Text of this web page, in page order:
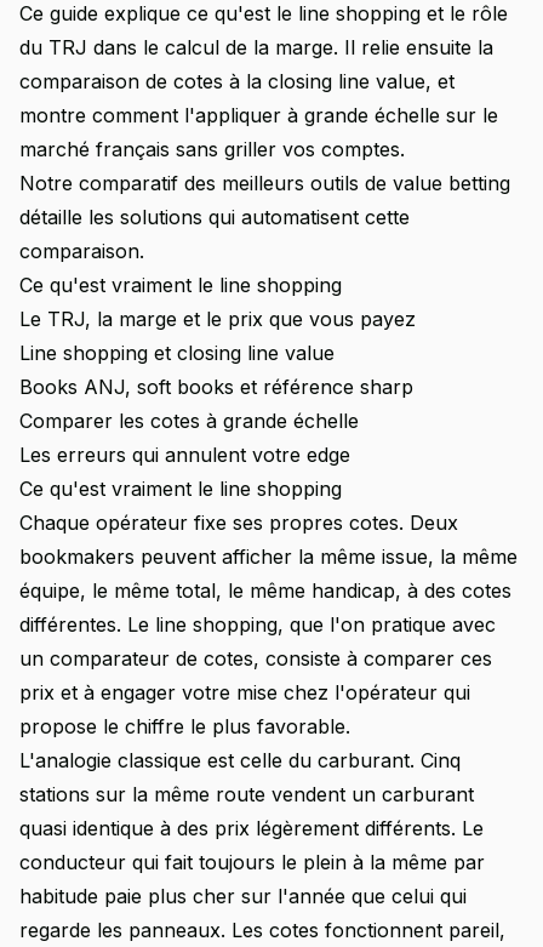
Ce guide explique ce qu'est le line shopping et le rôle
du TRJ dans le calcul de la marge. Il relie ensuite la
comparaison de cotes à la closing line value, et
montre comment l'appliquer à grande échelle sur le
marché français sans griller vos comptes.
Notre comparatif des meilleurs outils de value betting
détaille les solutions qui automatisent cette
comparaison.
Ce qu'est vraiment le line shopping
Le TRJ, la marge et le prix que vous payez
Line shopping et closing line value
Books ANJ, soft books et référence sharp
Comparer les cotes à grande échelle
Les erreurs qui annulent votre edge
Ce qu'est vraiment le line shopping
Chaque opérateur fixe ses propres cotes. Deux
bookmakers peuvent afficher la même issue, la même
équipe, le même total, le même handicap, à des cotes
différentes. Le line shopping, que l'on pratique avec
un comparateur de cotes, consiste à comparer ces
prix et à engager votre mise chez l'opérateur qui
propose le chiffre le plus favorable.
L'analogie classique est celle du carburant. Cinq
stations sur la même route vendent un carburant
quasi identique à des prix légèrement différents. Le
conducteur qui fait toujours le plein à la même par
habitude paie plus cher sur l'année que celui qui
regarde les panneaux. Les cotes fonctionnent pareil,